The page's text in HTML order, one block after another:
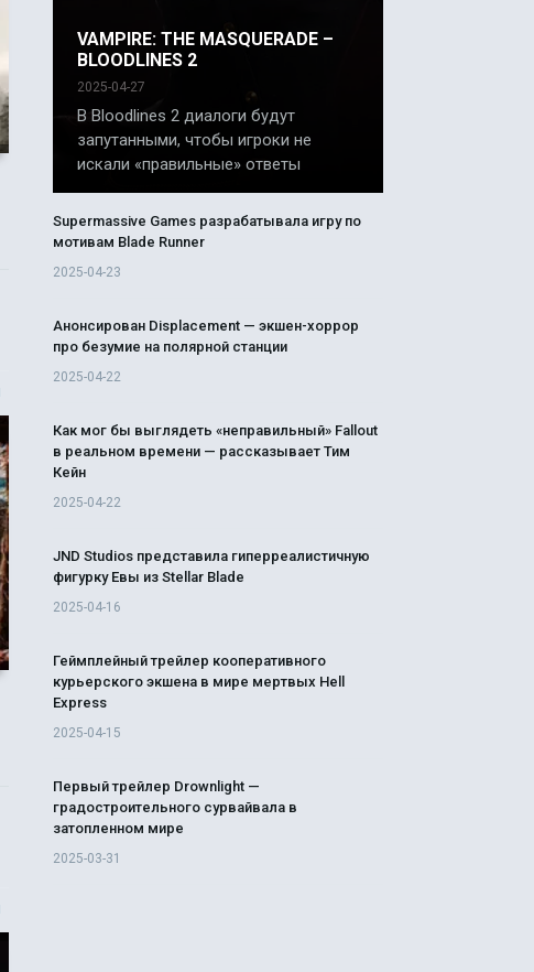
VAMPIRE: THE MASQUERADE –
BLOODLINES 2
2025-04-27
В Bloodlines 2 диалоги будут
запутанными, чтобы игроки не
искали «правильные» ответы
Supermassive Games разрабатывала игру по
мотивам Blade Runner
2025-04-23
Анонсирован Displacement — экшен-хоррор
про безумие на полярной станции
2025-04-22
Как мог бы выглядеть «неправильный» Fallout
в реальном времени — рассказывает Тим
Кейн
2025-04-22
JND Studios представила гиперреалистичную
фигурку Евы из Stellar Blade
2025-04-16
Геймплейный трейлер кооперативного
курьерского экшена в мире мертвых Hell
Express
2025-04-15
Первый трейлер Drownlight —
градостроительного сурвайвала в
затопленном мире
2025-03-31